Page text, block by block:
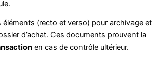
éléments (recto et verso) pour archivage et
d’achat. Ces documents prouvent la
en cas de contrôle ultérieur.